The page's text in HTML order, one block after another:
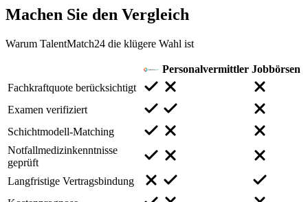
Machen Sie den Vergleich
Warum TalentMatch24 die klügere Wahl ist
Personalvermittler Jobbörsen
Fachkraftquote berücksichtigt
Examen verifiziert
Schichtmodell-Matching
Notfallmedizinkenntnisse
geprüft
Langfristige Vertragsbindung